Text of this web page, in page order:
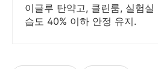
이글루 탄약고, 클린룸, 실험실
습도 40% 이하 안정 유지.